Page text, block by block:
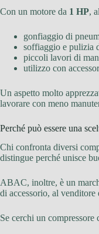
Con un motore da 1 HP,
gonfiaggio di
soffiaggio e pulizia
piccoli lavori di
utilizzo con
Un aspetto molto
lavorare con meno
Perché può essere una
Chi confronta diversi
distingue perché unisce
ABAC, inoltre, è un
di accessorio, al venditore
Se cerchi un